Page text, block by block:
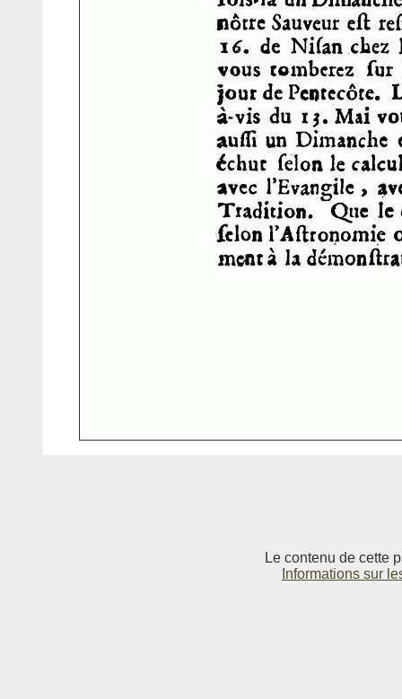
Le contenu de cette
Informations sur